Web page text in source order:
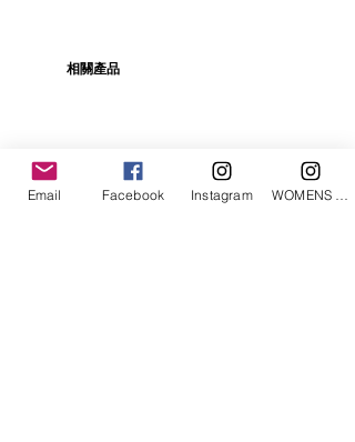
相關產品
Email Facebook Instagram